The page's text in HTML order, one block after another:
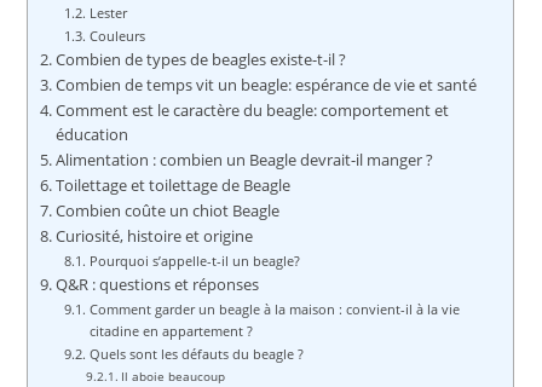
Lester
Couleurs
Combien de types de beagles existe-t-il ?
Combien de temps vit un beagle: espérance de vie et santé
Comment est le caractère du beagle: comportement et
éducation
Alimentation : combien un Beagle devrait-il manger ?
Toilettage et toilettage de Beagle
Combien coûte un chiot Beagle
Curiosité, histoire et origine
Pourquoi s’appelle-t-il un beagle?
Q&R : questions et réponses
Comment garder un beagle à la maison : convient-il à la vie
citadine en appartement ?
Quels sont les défauts du beagle ?
Il aboie beaucoup